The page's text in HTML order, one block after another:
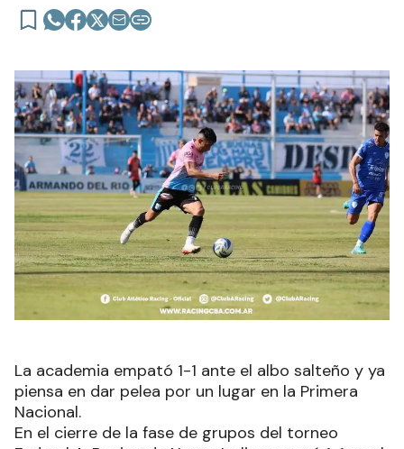
La academia empató 1-1 ante el albo salteño y ya
piensa en dar pelea por un lugar en la Primera
Nacional.
En el cierre de la fase de grupos del torneo